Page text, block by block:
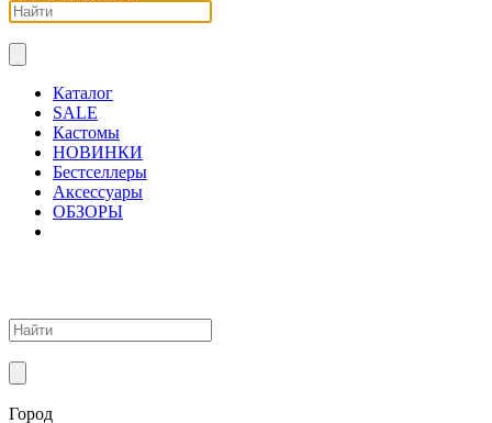
Каталог
SALE
Кастомы
НОВИНКИ
Бестселлеры
Аксессуары
ОБЗОРЫ
Город